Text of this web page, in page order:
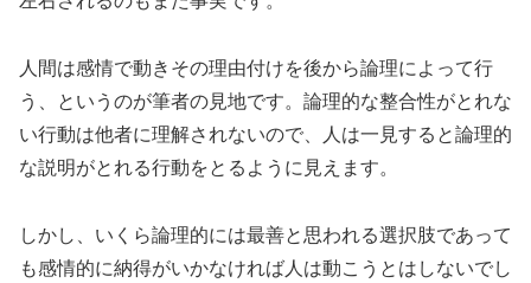
人間は感情で動きその理由付けを後から論理によって行
う、というのが筆者の見地です。論理的な整合性がとれな
い行動は他者に理解されないので、人は一見すると論理的
な説明がとれる行動をとるように見えます。
しかし、いくら論理的には最善と思われる選択肢であって
も感情的に納得がいかなければ人は動こうとはしないでし